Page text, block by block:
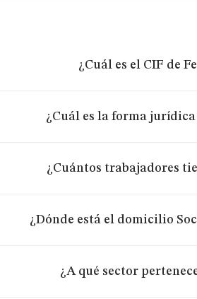
¿Cuál es el CIF de
¿Cuál es la forma
¿Cuántos trabajadores
¿Dónde está el domicilio
¿A qué sector